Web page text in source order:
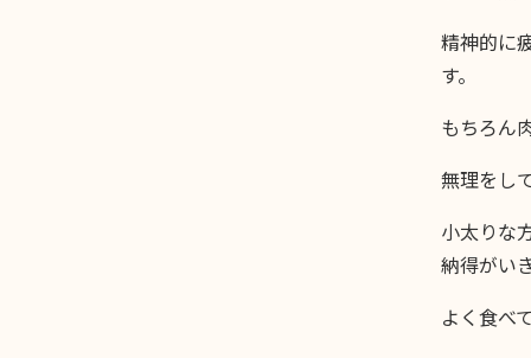
精神的に
す。
もちろん
無理をし
小太りな
納得がい
よく食べ